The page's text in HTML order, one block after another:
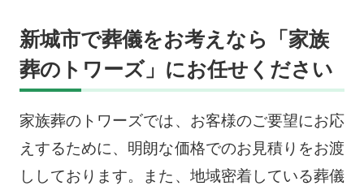
新城市で葬儀をお考えなら「家族
葬のトワーズ」にお任せください
家族葬のトワーズでは、お客様のご要望にお応
えするために、明朗な価格でのお見積りをお渡
ししております。また、地域密着している葬儀